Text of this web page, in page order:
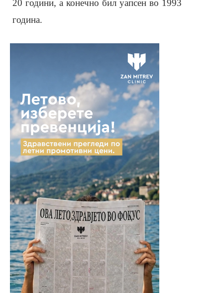
20 години, а конечно бил уапсен во 1993
година.